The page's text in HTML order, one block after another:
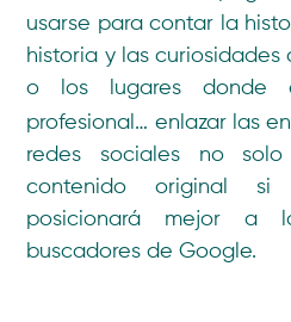
usarse para contar la
historia y las curiosidades
o los lugares donde
profesional… enlazar las
redes sociales no solo
contenido original
posicionará mejor a
buscadores de Google.